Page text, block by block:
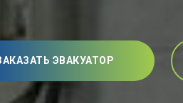
ЭВАКУАТОР